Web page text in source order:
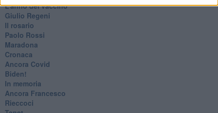
​L’anno del vaccino
Giulio Regeni
​Il rosario
Paolo Rossi
Maradona
Cronaca
​Ancora Covid
​Biden!
In memoria
​Ancora Francesco
Rieccoci